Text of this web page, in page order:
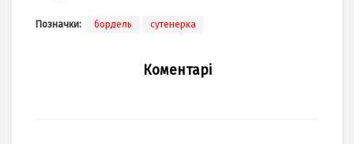
Позначки: бордель сутенерка
Коментарі